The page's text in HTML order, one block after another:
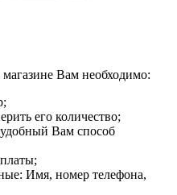
Вам необходимо:
его количество;
удобный Вам способ
Имя, номер телефона,